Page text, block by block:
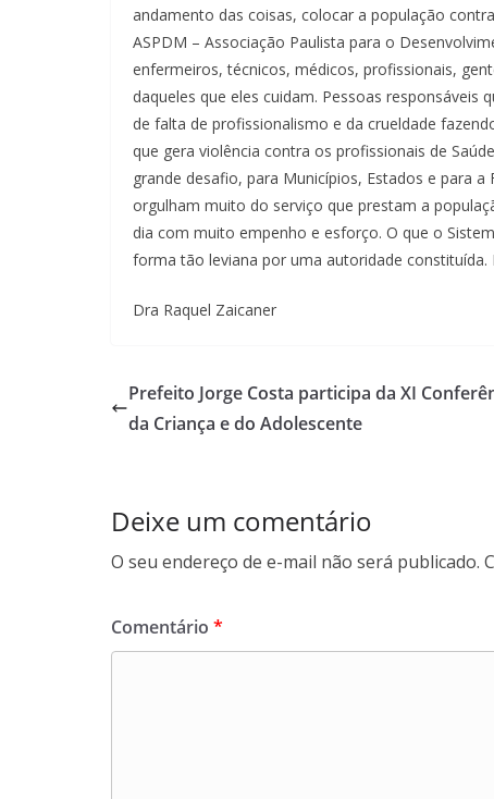
andamento das coisas, colocar a população
ASPDM – Associação Paulista para o
enfermeiros, técnicos, médicos, profissionais,
daqueles que eles cuidam. Pessoas
de falta de profissionalismo e da crueldade
que gera violência contra os profissionais de
grande desafio, para Municípios, Estados e para
orgulham muito do serviço que prestam a
dia com muito empenho e esforço. O que o
forma tão leviana por uma autoridade constituída.
Dra Raquel Zaicaner
Prefeito Jorge Costa participa da XI
da Criança e do Adolescente
Deixe um comentário
O seu endereço de e-mail não será publicado.
Comentário *